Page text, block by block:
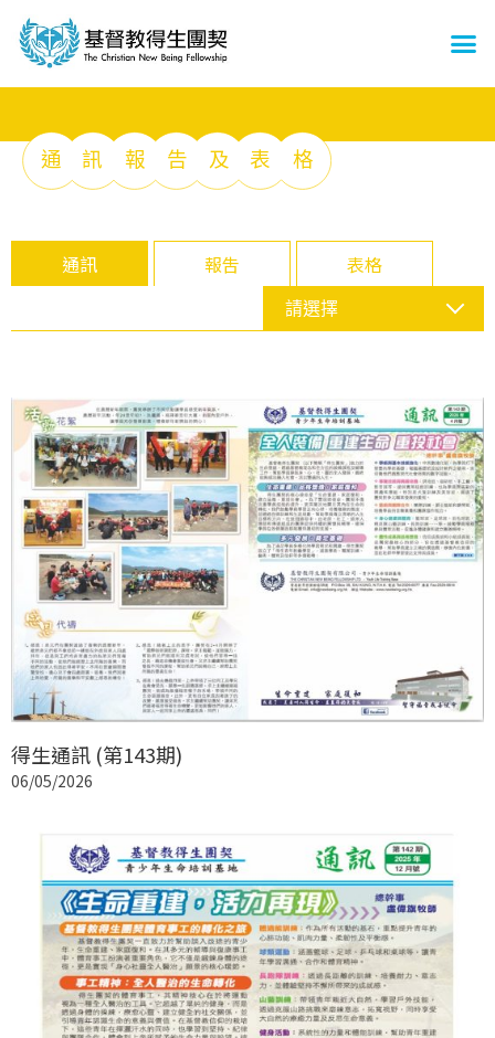
通 訊 及
報 告 表 格
通訊 報吿 表格
請選擇
得生通訊 (第143期)
06/05/2026